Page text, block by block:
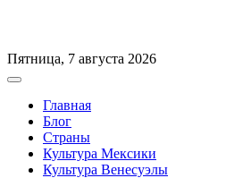
Перейти
к
Пятница, 7 августа 2026
Вне
холстаГлавная
Блог
Страны
Культура Мексики
Культура Венесуэлы